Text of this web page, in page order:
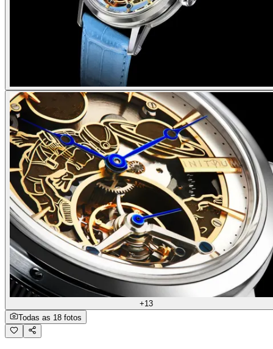
+13
Todas as 18 fotos